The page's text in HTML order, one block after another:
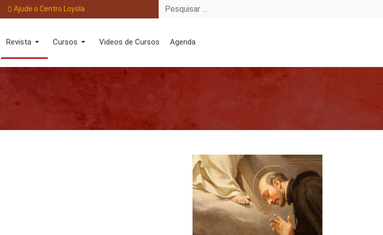
Ajude o Centro Loyola
Revista Cursos Videos de Cursos Agenda